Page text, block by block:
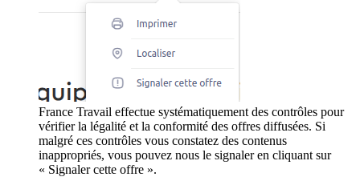
France Travail effectue systématiquement des contrôles pour
vérifier la légalité et la conformité des offres diffusées. Si
malgré ces contrôles vous constatez des contenus
inappropriés, vous pouvez nous le signaler en cliquant sur
« Signaler cette offre ».